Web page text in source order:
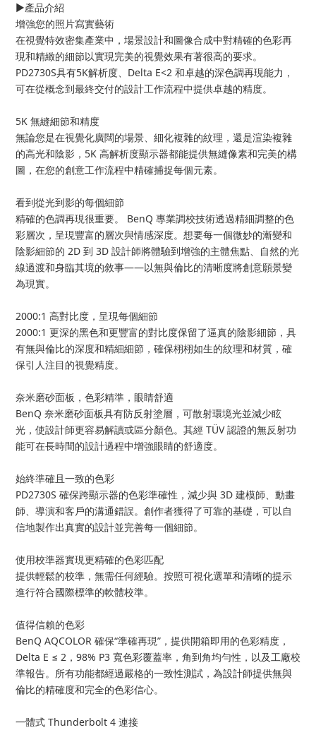
▶️產品介紹
增強您的照片寫實藝術
在視覺特效密集產業中，場景設計和圖像合成中對精確的色彩再
現和精緻的細節以實現完美的視覺效果有著很高的要求。
PD2730S具有5K解析度、Delta E<2 和卓越的深色調再現能力，
可在從概念到最終交付的設計工作流程中提供卓越的精度。
5K 無縫細節和精度
無論您是在視覺化廣闊的場景、細化複雜的紋理，還是渲染複雜
的高光和陰影，5K 高解析度顯示器都能提供無縫像素和完美的構
圖，在您的創意工作流程中精確捕捉每個元素。
看到從光到影的每個細節
精確的色調再現很重要。 BenQ 專業調校技術透過精細調整的色
彩層次，呈現豐富的層次與情感深度。想要每一個微妙的漸變和
陰影細節的 2D 到 3D 設計師將體驗到增強的主體焦點、自然的光
線過渡和身臨其境的敘事——以無與倫比的清晰度將創意願景變
為現實。
2000:1 高對比度，呈現每個細節
2000:1 更深的黑色和更豐富的對比度保留了逼真的陰影細節，具
有無與倫比的深度和精細細節，確保栩栩如生的紋理和材質，確
保引人注目的視覺精度。
奈米磨砂面板，色彩精準，眼睛舒適
BenQ 奈米磨砂面板具有防反射塗層，可散射環境光並減少眩
光，使設計師更容易解讀或區分顏色。其經 TÜV 認證的無反射功
能可在長時間的設計過程中增強眼睛的舒適度。
始終準確且一致的色彩
PD2730S 確保跨顯示器的色彩準確性，減少與 3D 建模師、動畫
師、導演和客戶的溝通錯誤。創作者獲得了可靠的基礎，可以自
信地製作出真實的設計並完善每一個細節。
使用校準器實現更精確的色彩匹配
提供輕鬆的校準，無需任何經驗。按照可視化選單和清晰的提示
進行符合國際標準的軟體校準。
值得信賴的色彩
BenQ AQCOLOR 確保“準確再現”，提供開箱即用的色彩精度，
Delta E ≤ 2，98% P3 寬色彩覆蓋率，角到角均勻性，以及工廠校
準報告。所有功能都經過嚴格的一致性測試，為設計師提供無與
倫比的精確度和完全的色彩信心。
一體式 Thunderbolt 4 連接